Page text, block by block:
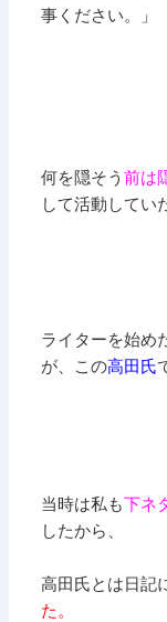
事ください。」
何を隠そう前は
して活動してい
ライターを始め
が、この高田氏
当時は私も下ネ
したから、
高田氏とは日記
た。